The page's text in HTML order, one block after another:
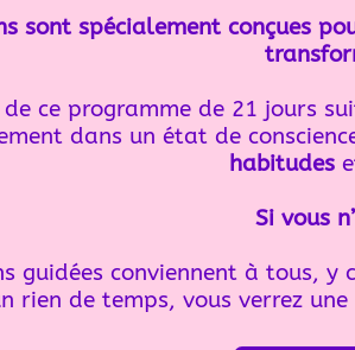
sont spécialement conçues
de ce programme de 21 jours
dans un état de
habitudes
Si vous
guidées conviennent à tous,
rien de temps, vous verrez